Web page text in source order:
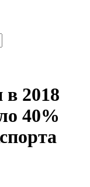
в 2018
40%